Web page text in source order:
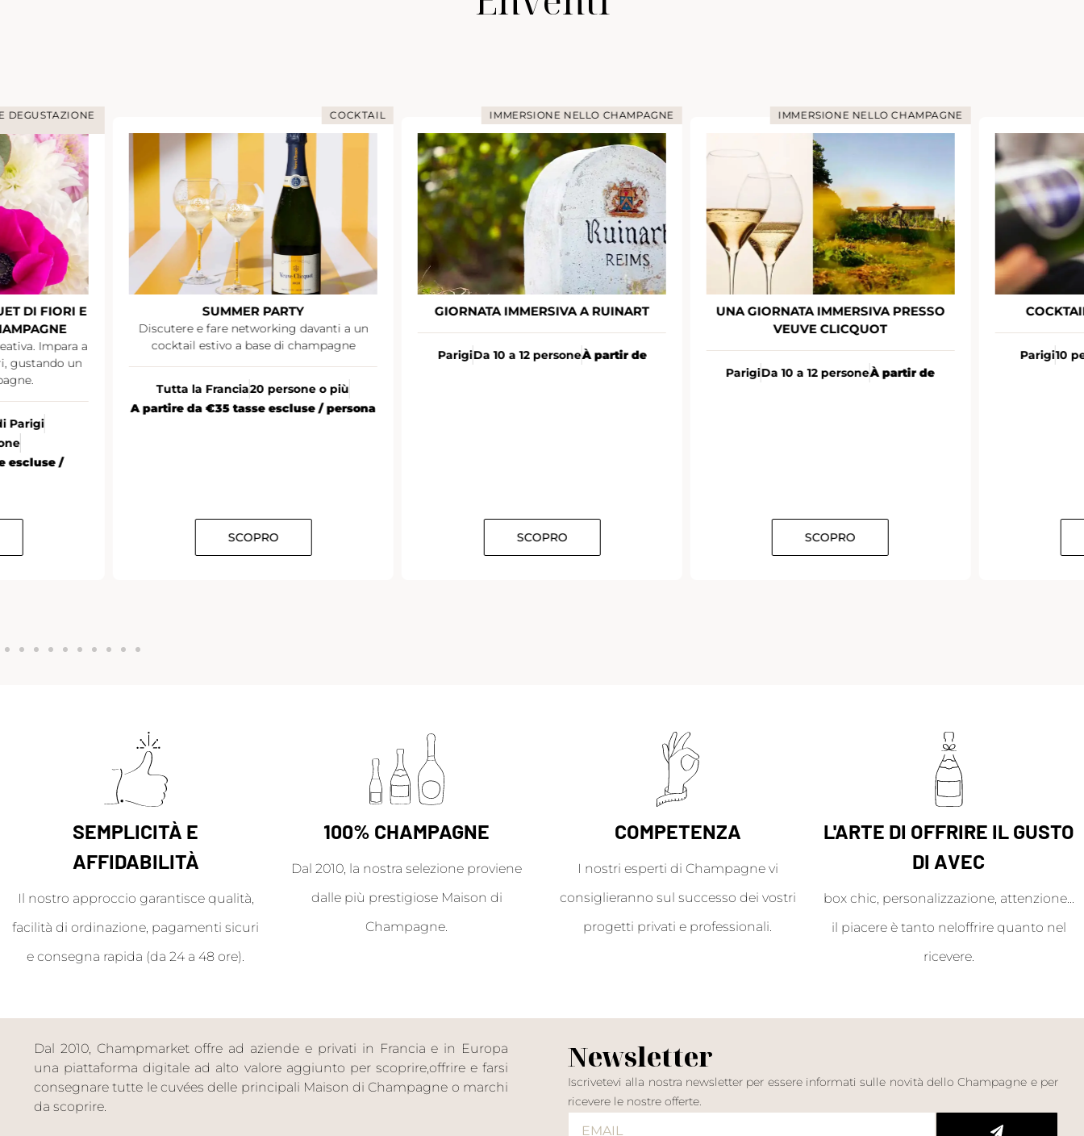
DEGUSTAZIONE
DI FIORI E
Impara a
gustando un
Parigi
escluse /
COCKTAIL
SUMMER PARTY
Discutere e fare networking davanti a un
cocktail estivo a base di champagne
Tutta la Francia20 persone o più
A partire da €35 tasse escluse / persona
SCOPRO
IMMERSIONE NELLO CHAMPAGNE
GIORNATA IMMERSIVA A RUINART
ParigiDa 10 a 12 personeÀ partir de
SCOPRO
IMMERSIONE NELLO CHAMPAGNE
UNA GIORNATA IMMERSIVA PRESSO
VEUVE CLICQUOT
ParigiDa 10 a 12 personeÀ partir de
SCOPRO
Parigi10
SEMPLICITÀ E
AFFIDABILITÀ
Il nostro approccio garantisce qualità,
facilità di ordinazione, pagamenti sicuri
e consegna rapida (da 24 a 48 ore).
100% CHAMPAGNE
Dal 2010, la nostra selezione proviene
dalle più prestigiose Maison di
Champagne.
COMPETENZA
I nostri esperti di Champagne vi
consiglieranno sul successo dei vostri
progetti privati e professionali.
L'ARTE DI OFFRIRE IL GUSTO
DI AVEC
box chic, personalizzazione, attenzione...
il piacere è tanto neloffrire quanto nel
ricevere.
Dal 2010, Champmarket offre ad aziende e privati in Francia e in Europa
una piattaforma digitale ad alto valore aggiunto per scoprire,offrire e farsi
consegnare tutte le cuvées delle principali Maison di Champagne o marchi
da scoprire.
Newsletter
Iscrivetevi alla nostra newsletter per essere informati sulle novità dello Champagne e per
ricevere le nostre offerte.